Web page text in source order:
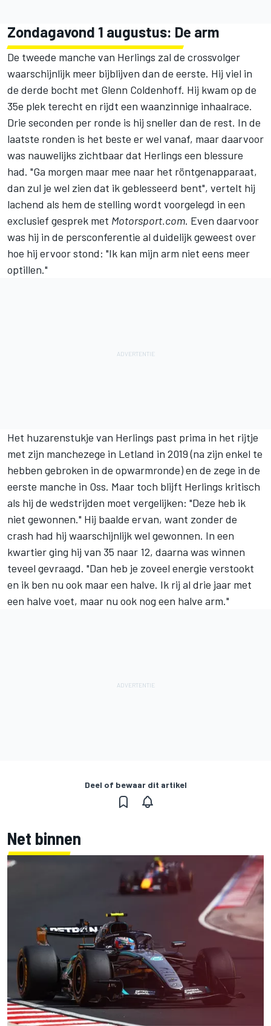
Zondagavond 1 augustus: De arm
De tweede manche van Herlings zal de crossvolger
waarschijnlijk meer bijblijven dan de eerste. Hij viel in
de derde bocht met Glenn Coldenhoff. Hij kwam op de
35e plek terecht en rijdt een waanzinnige inhaalrace.
Drie seconden per ronde is hij sneller dan de rest. In de
laatste ronden is het beste er wel vanaf, maar daarvoor
was nauwelijks zichtbaar dat Herlings een blessure
had. "Ga morgen maar mee naar het röntgenapparaat,
dan zul je wel zien dat ik geblesseerd bent", vertelt hij
lachend als hem de stelling wordt voorgelegd in een
exclusief gesprek met Motorsport.com. Even daarvoor
was hij in de persconferentie al duidelijk geweest over
hoe hij ervoor stond: "Ik kan mijn arm niet eens meer
optillen."
Het huzarenstukje van Herlings past prima in het rijtje
met zijn manchezege in Letland in 2019 (na zijn enkel te
hebben gebroken in de opwarmronde) en de zege in de
eerste manche in Oss. Maar toch blijft Herlings kritisch
als hij de wedstrijden moet vergelijken: "Deze heb ik
niet gewonnen." Hij baalde ervan, want zonder de
crash had hij waarschijnlijk wel gewonnen. In een
kwartier ging hij van 35 naar 12, daarna was winnen
teveel gevraagd. "Dan heb je zoveel energie verstookt
en ik ben nu ook maar een halve. Ik rij al drie jaar met
een halve voet, maar nu ook nog een halve arm."
Deel of bewaar dit artikel
Net binnen